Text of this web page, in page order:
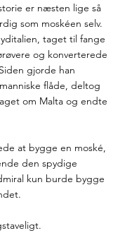
er næsten lige så
som moskéen selv.
taget til fange
og konverterede
gjorde han
flåde, deltog
om Malta og endte
at bygge en moské,
den spydige
kun burde bygge